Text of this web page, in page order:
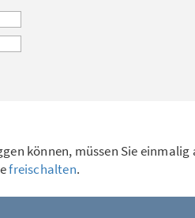
können, müssen Sie einmalig
freischalten.